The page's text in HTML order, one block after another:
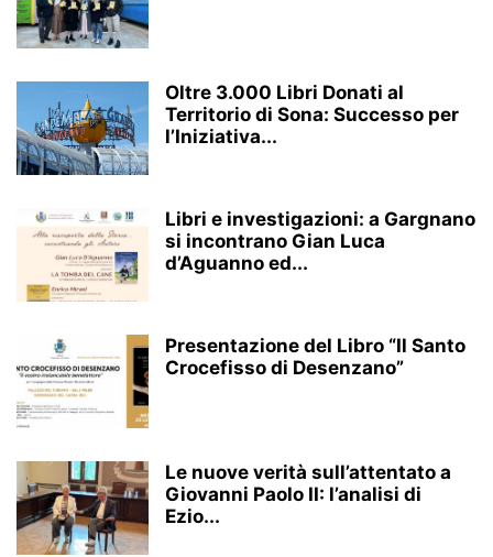
Oltre 3.000 Libri Donati al
Territorio di Sona: Successo per
l’Iniziativa...
Libri e investigazioni: a Gargnano
si incontrano Gian Luca
d’Aguanno ed...
Presentazione del Libro “Il Santo
Crocefisso di Desenzano”
Le nuove verità sull’attentato a
Giovanni Paolo II: l’analisi di
Ezio...